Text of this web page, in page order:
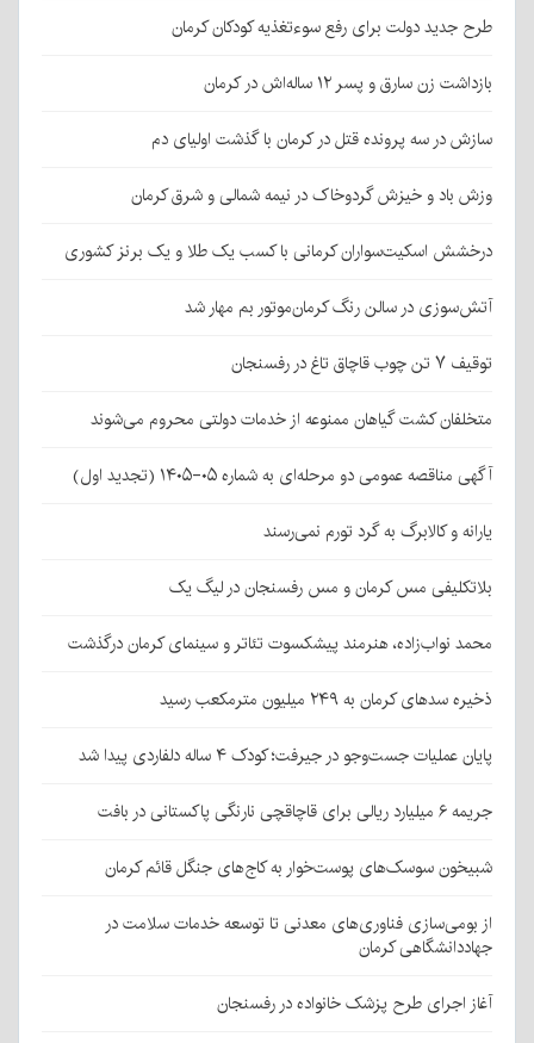
طرح جدید دولت برای رفع سوءتغذیه کودکان کرمان
بازداشت زن سارق و پسر ۱۲ ساله‌اش در کرمان
سازش در سه پرونده قتل در کرمان با گذشت اولیای دم
وزش باد و خیزش گردوخاک در نیمه شمالی و شرق کرمان
درخشش اسکیت‌سواران کرمانی با کسب یک طلا و یک برنز کشوری
آتش‌سوزی در سالن رنگ کرمان‌موتور بم مهار شد
توقیف ۷ تن چوب قاچاق تاغ در رفسنجان
متخلفان کشت گیاهان ممنوعه از خدمات دولتی محروم می‌شوند
آگهی مناقصه عمومی دو مرحله‌ای به شماره ۰۵-۱۴۰۵ (تجدید اول)
یارانه و کالابرگ به گرد تورم نمی‌رسند
بلاتکلیفی مس کرمان و مس رفسنجان در لیگ یک
محمد نواب‌زاده، هنرمند پیشکسوت تئاتر و سینمای کرمان درگذشت
ذخیره سدهای کرمان به ۲۴۹ میلیون مترمکعب رسید
پایان عملیات جست‌وجو در جیرفت؛ کودک ۴ ساله دلفاردی پیدا شد
جریمه ۶ میلیارد ریالی برای قاچاقچی نارنگی پاکستانی در بافت
شبیخون سوسک‌های پوست‌خوار به کاج‌های جنگل قائم کرمان
از بومی‌سازی فناوری‌های معدنی تا توسعه خدمات سلامت در
جهاددانشگاهی کرمان
آغاز اجرای طرح پزشک خانواده در رفسنجان